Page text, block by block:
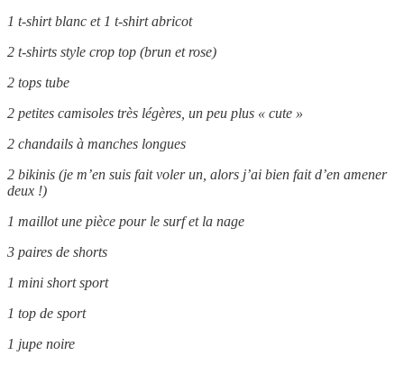
1 t-shirt blanc et 1 t-shirt abricot
2 t-shirts style crop top (brun et rose)
2 tops tube
2 petites camisoles très légères, un peu plus « cute »
2 chandails à manches longues
2 bikinis (je m’en suis fait voler un, alors j’ai bien fait d’en amener
deux !)
1 maillot une pièce pour le surf et la nage
3 paires de shorts
1 mini short sport
1 top de sport
1 jupe noire